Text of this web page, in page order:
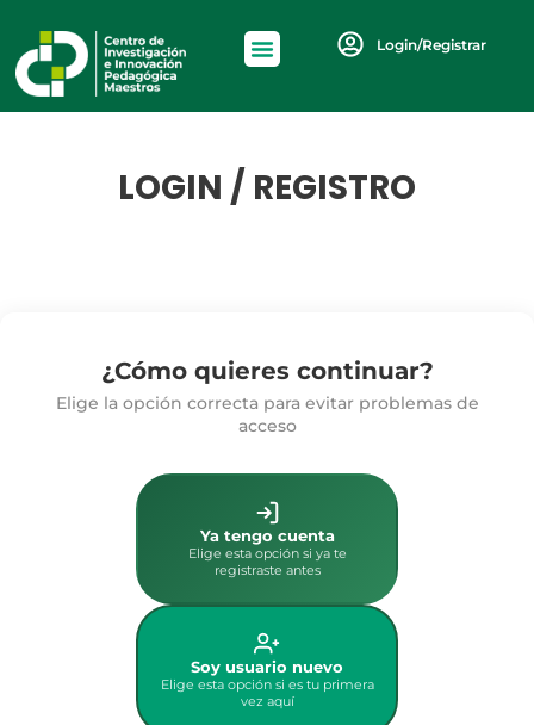
Login/Registrar
LOGIN / REGISTRO
¿Cómo quieres continuar?
Elige la opción correcta para evitar problemas de
acceso
Ya tengo cuenta
Elige esta opción si ya te
registraste antes
Soy usuario nuevo
Elige esta opción si es tu primera
vez aquí